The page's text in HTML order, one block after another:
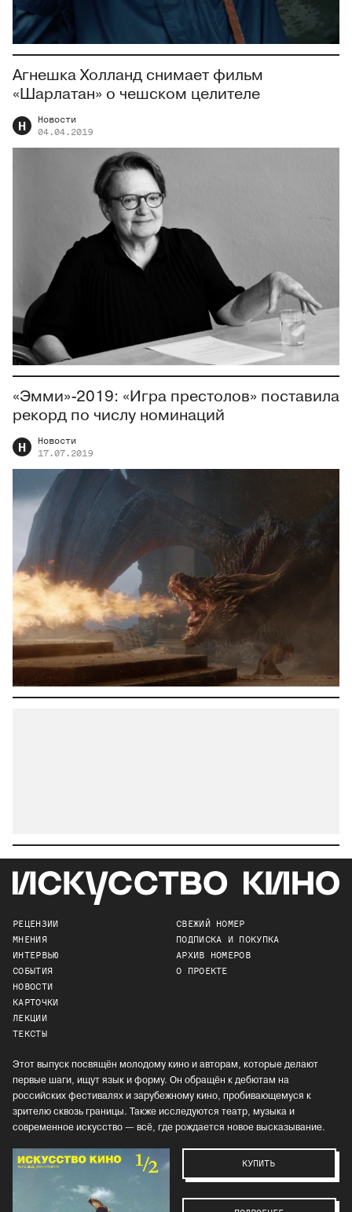
Агнешка Холланд снимает фильм
«Шарлатан» о чешском целителе
Н
Новости
04.04.2019
«Эмми»-2019: «Игра престолов» поставила
рекорд по числу номинаций
Н
Новости
17.07.2019
РЕЦЕНЗИИ
МНЕНИЯ
ИНТЕРВЬЮ
СОБЫТИЯ
НОВОСТИ
КАРТОЧКИ
ЛЕКЦИИ
ТЕКСТЫ
СВЕЖИЙ НОМЕР
ПОДПИСКА И ПОКУПКА
АРХИВ НОМЕРОВ
О ПРОЕКТЕ
Этот выпуск посвящён молодому кино и авторам, которые делают
первые шаги, ищут язык и форму. Он обращён к дебютам на
российских фестивалях и зарубежному кино, пробивающемуся к
зрителю сквозь границы. Также исследуются театр, музыка и
современное искусство — всё, где рождается новое высказывание.
КУПИТЬ